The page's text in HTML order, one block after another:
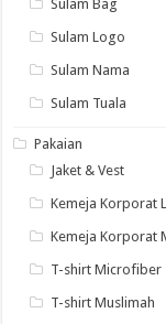
Sulam Bag
Sulam Logo
Sulam Nama
Sulam Tuala
Pakaian
Jaket & Vest
Kemeja Korporat
Kemeja Korporat
T-shirt Microfiber
T-shirt Muslimah